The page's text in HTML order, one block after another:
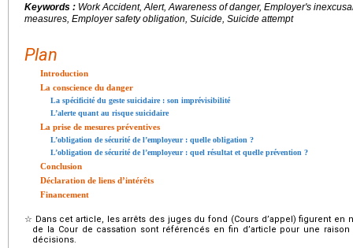
Keywords : Work Accident, Alert, Awareness of danger, Employer's
measures, Employer safety obligation, Suicide, Suicide attempt
Plan
Introduction
La conscience du danger
La spécificité du geste suicidaire : son imprévisibilité
L’alerte quant au risque suicidaire
La prise de mesures préventives
L’obligation de sécurité de l’employeur : quelle obligation ?
L’obligation de sécurité de l’employeur : quel résultat et quelle prévention ?
Conclusion
Déclaration de liens d’intérêts
Financement
☆ Dans cet article, les arrêts des juges du fond (Cours d’appel) figurent en
de la Cour de cassation sont référencés en fin d’article pour une
décisions.